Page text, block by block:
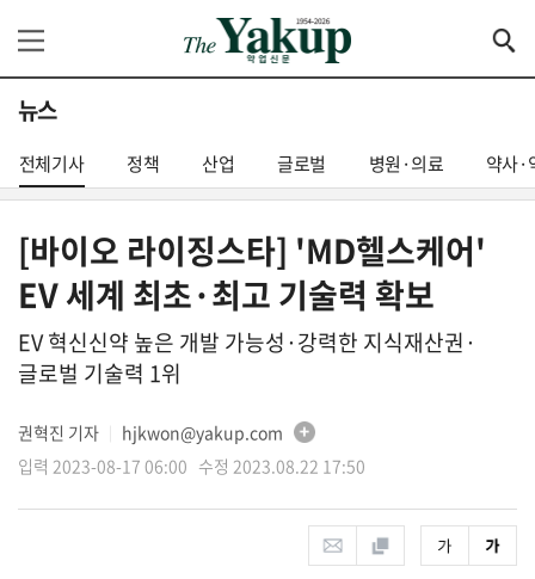
뉴스
전체기사 정책 산업 글로벌 병원·의료 약사·
[바이오 라이징스타] 'MD헬스케어'
EV 세계 최초·최고 기술력 확보
EV 혁신신약 높은 개발 가능성·강력한 지식재산권·
글로벌 기술력 1위
권혁진 기자
hjkwon@yakup.com
입력 2023-08-17 06:00 수정 2023.08.22 17:50